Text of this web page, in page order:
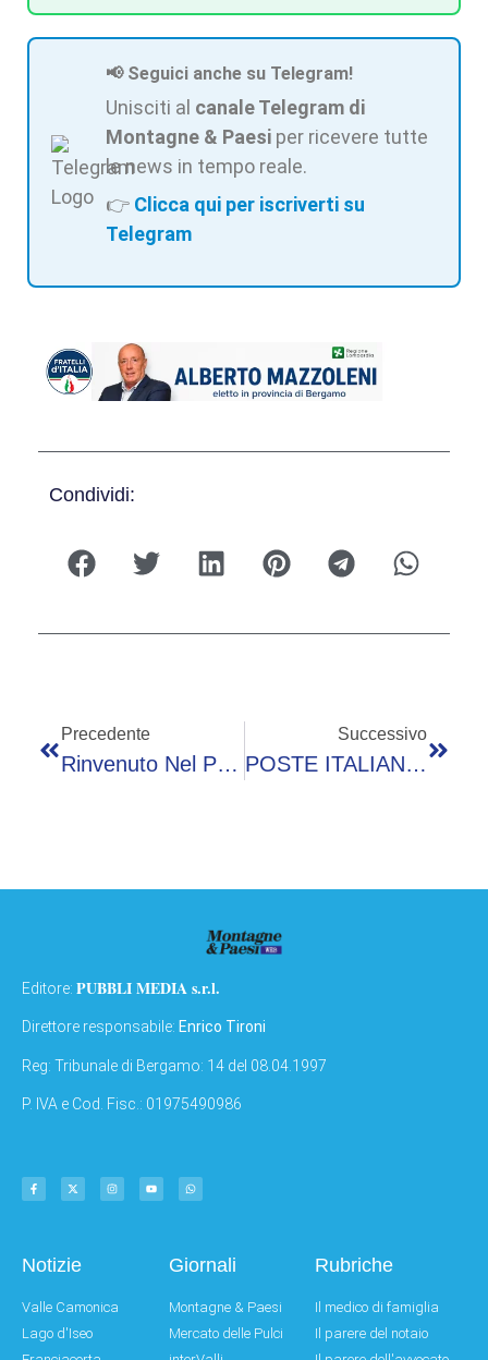
📢 Seguici anche su Telegram!
Unisciti al canale Telegram di
Montagne & Paesi per ricevere tutte
le news in tempo reale.
👉 Clicca qui per iscriverti su
Telegram
Condividi:
Precedente
Rinvenuto Nel Pomeriggio Di Oggi, Giovedì 18 Aprile 2024 Il Cadavere Di Un Senzatetto
Successivo
POSTE ITALIANE INSIEME A “I BORGHI PIU’ BELLI D’ITALIA” PARTECIPA ALLA MOSTRA “LOVERE ROMANA”
Editore: PUBBLI MEDIA s.r.l.
Direttore responsabile: Enrico Tironi
Reg: Tribunale di Bergamo: 14 del 08.04.1997
P. IVA e Cod. Fisc.: 01975490986
Notizie
Valle Camonica
Lago d'Iseo
Giornali
Montagne & Paesi
Mercato delle Pulci
Rubriche
Il medico di famiglia
Il parere del notaio